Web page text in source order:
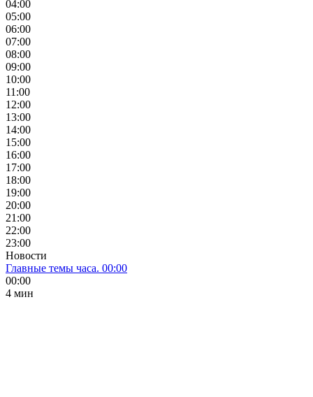
04:00
05:00
06:00
07:00
08:00
09:00
10:00
11:00
12:00
13:00
14:00
15:00
16:00
17:00
18:00
19:00
20:00
21:00
22:00
23:00
Новости
Главные темы часа. 00:00
00:00
4 мин